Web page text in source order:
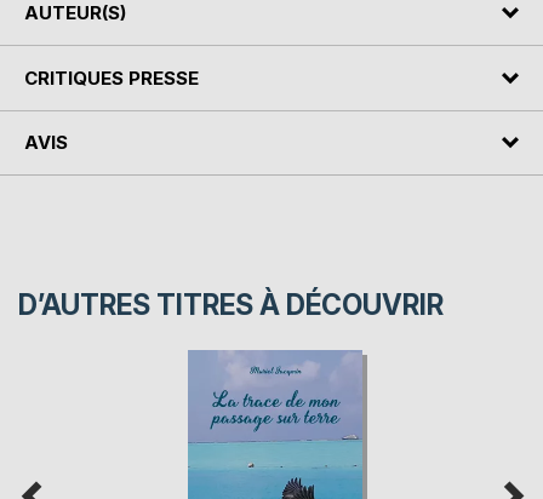
AUTEUR(S)
CRITIQUES PRESSE
AVIS
D’AUTRES TITRES À DÉCOUVRIR